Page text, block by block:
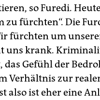
so Furedi.
zu fürchten“. Die
fürchten um
uns krank.
Gefühl der
Verhältnis zur
also ist eher eine